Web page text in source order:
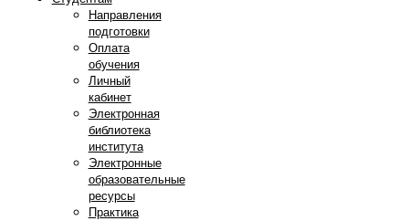
Направления
подготовки
Оплата
обучения
Личный
кабинет
Электронная
библиотека
института
Электронные
образовательные
ресурсы
Практика